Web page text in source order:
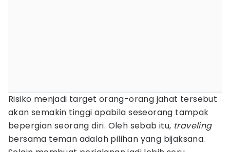
Risiko menjadi target orang-orang jahat tersebut
akan semakin tinggi apabila seseorang tampak
bepergian seorang diri. Oleh sebab itu, traveling
bersama teman adalah pilihan yang bijaksana.